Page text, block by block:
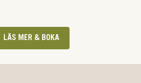
LÄS MER & BOKA